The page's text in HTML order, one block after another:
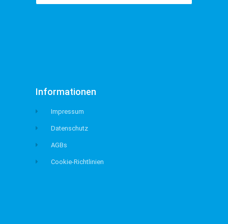
Informationen
Impressum
Datenschutz
AGBs
Cookie-Richtlinien